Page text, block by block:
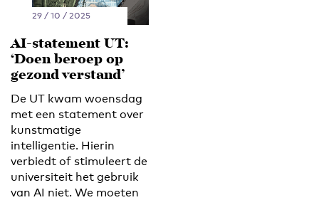
29 / 10 / 2025
AI-statement UT:
‘Doen beroep op
gezond verstand’
De UT kwam woensdag
met een statement over
kunstmatige
intelligentie. Hierin
verbiedt of stimuleert de
universiteit het gebruik
van AI niet. We moeten